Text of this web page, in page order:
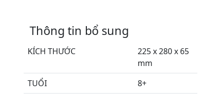
Thông tin bổ sung
KÍCH THƯỚC
225 x 280 x 65
mm
TUỔI
8+